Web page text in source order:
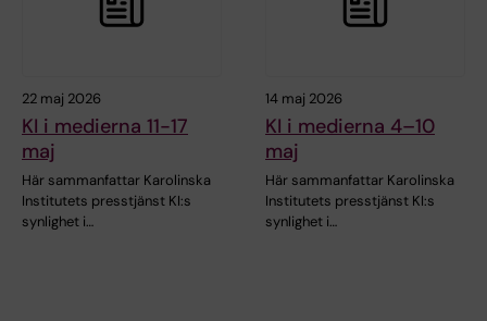
22 maj 2026
KI i medierna 11-17
maj
Här sammanfattar Karolinska
Institutets presstjänst KI:s
synlighet i…
14 maj 2026
KI i medierna 4–10
maj
Här sammanfattar Karolinska
Institutets presstjänst KI:s
synlighet i…